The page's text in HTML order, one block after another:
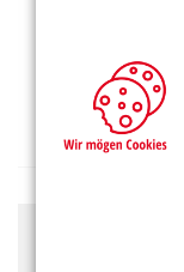
Süd)
Hier könnte